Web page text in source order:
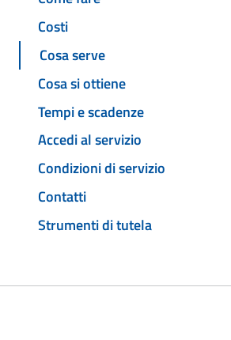
Costi
Cosa serve
Cosa si ottiene
Tempi e scadenze
Accedi al servizio
Condizioni di servizio
Contatti
Strumenti di tutela